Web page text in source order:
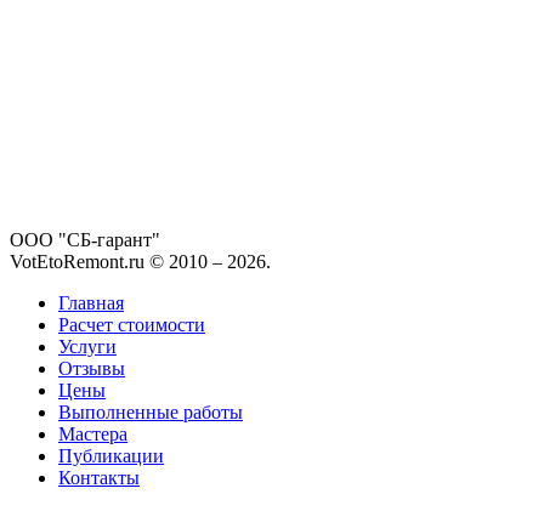
ООО "СБ-гарант"
VotEtoRemont.ru © 2010 – 2026.
Главная
Расчет стоимости
Услуги
Отзывы
Цены
Выполненные работы
Мастера
Публикации
Контакты